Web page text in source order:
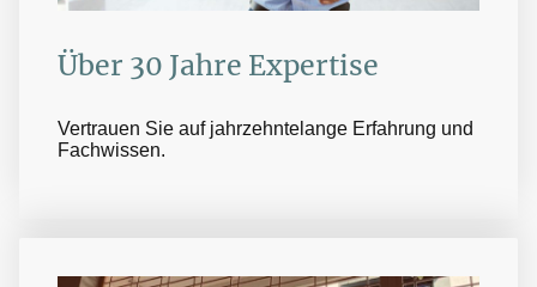
Über 30 Jahre Expertise
Vertrauen Sie auf jahrzehntelange Erfahrung und
Fachwissen.